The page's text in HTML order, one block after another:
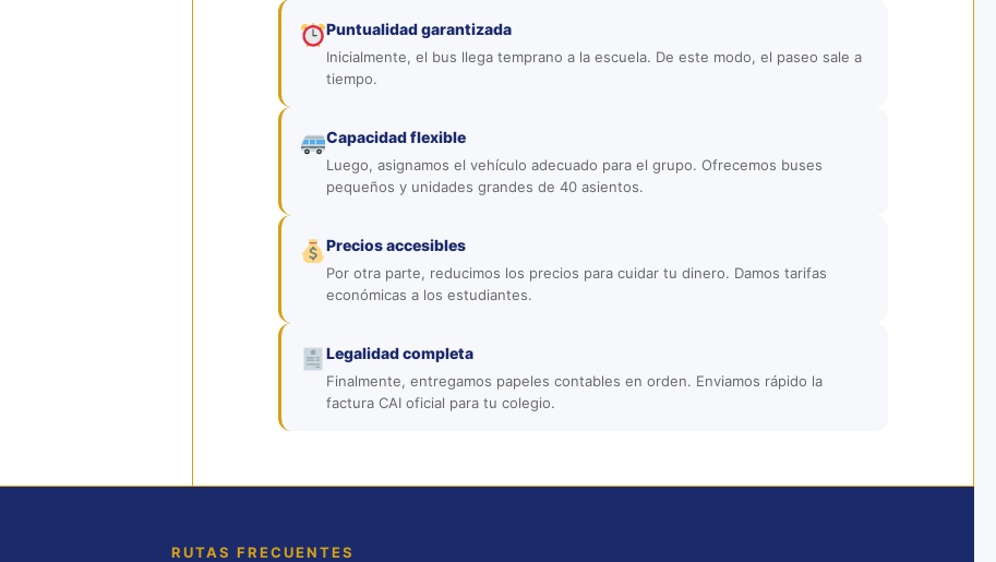
Puntualidad garantizada
Inicialmente, el bus llega temprano a la escuela. De este modo, el paseo sale a
tiempo.
Capacidad flexible
Luego, asignamos el vehículo adecuado para el grupo. Ofrecemos buses
pequeños y unidades grandes de 40 asientos.
Precios accesibles
Por otra parte, reducimos los precios para cuidar tu dinero. Damos tarifas
económicas a los estudiantes.
Legalidad completa
Finalmente, entregamos papeles contables en orden. Enviamos rápido la
factura CAI oficial para tu colegio.
RUTAS FRECUENTES